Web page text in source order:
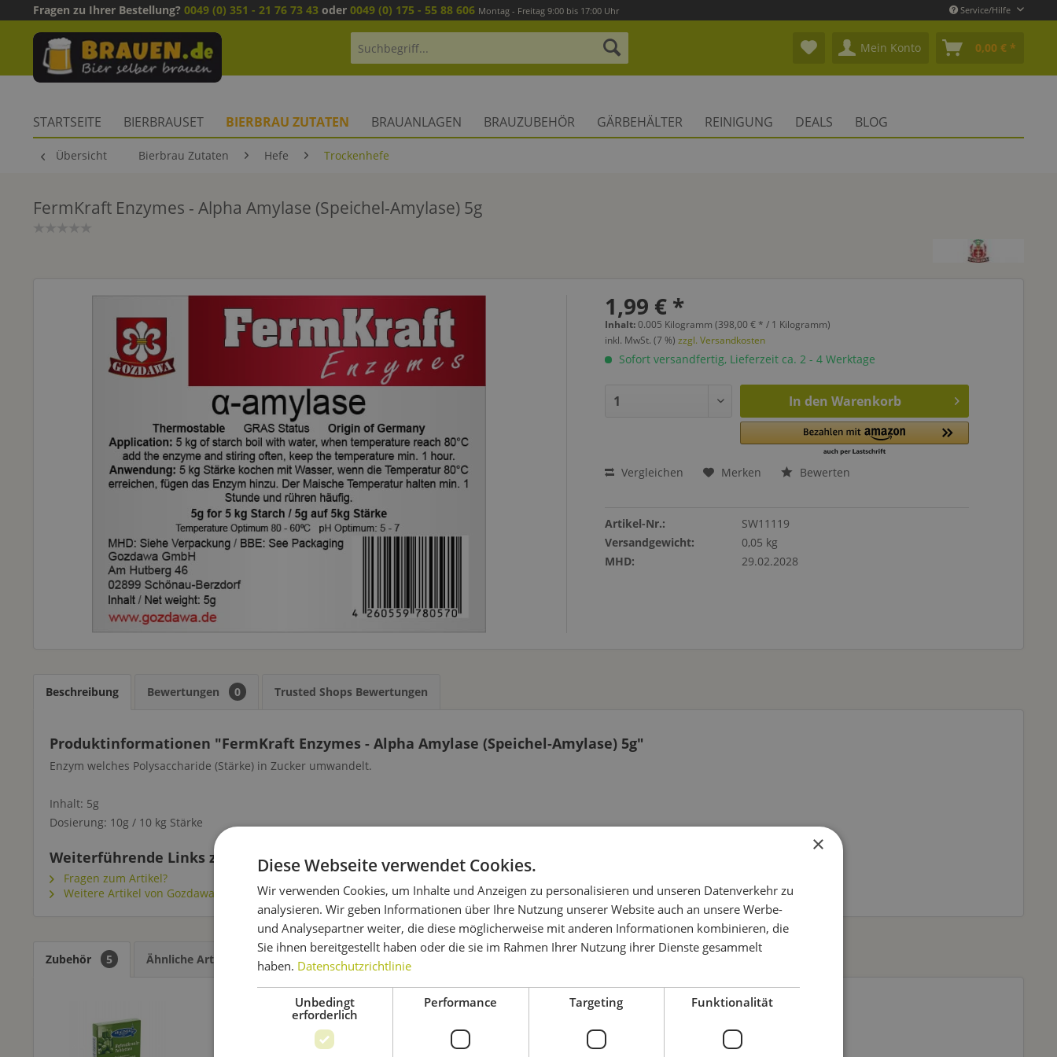
Fragen zu Ihrer Bestellung? 0049 (0) 351 - 21 76 73 43 oder 0049 (0) 175 - 55 88 606 Montag - Freitag 9:00 bis 17:00 Uhr Service/Hilfe
Mein Konto 0,00 € *
STARTSEITE BIERBRAUSET BIERBRAU ZUTATEN BRAUANLAGEN BRAUZUBEHÖR GÄRBEHÄLTER REINIGUNG DEALS BLOG
Übersicht Bierbrau Zutaten Hefe Trockenhefe
FermKraft Enzymes - Alpha Amylase (Speichel-Amylase) 5g
1,99 € *
Inhalt:0.005 Kilogramm (398,00 € * / 1 Kilogramm)
inkl. MwSt. (7 %)zzgl. Versandkosten
Sofort versandfertig, Lieferzeit ca. 2 - 4 Werktage
In den Warenkorb
Vergleichen Merken Bewerten
Artikel-Nr.:
SW11119
Versandgewicht:
0,05 kg
MHD:
29.02.2028
Beschreibung Bewertungen 0 Trusted Shops Bewertungen
Produktinformationen "FermKraft Enzymes - Alpha Amylase (Speichel-Amylase) 5g"
Enzym welches Polysaccharide (Stärke) in Zucker umwandelt.
Inhalt: 5g
Dosierung: 10g / 10 kg Stärke
Weiterführende Links zu "FermKraft Enzymes - Alpha Amylase (Speichel-Amylase) 5g"
Fragen zum Artikel?
Weitere Artikel von Gozdawa
Zubehör 5 Ähnliche Artikel Kunden kauften auch Kunden haben sich ebenfalls angesehen
×
Diese Webseite verwendet Cookies.
Wir verwenden Cookies, um Inhalte und Anzeigen zu personalisieren und unseren Datenverkehr zu
analysieren. Wir geben Informationen über Ihre Nutzung unserer Website auch an unsere Werbe-
und Analysepartner weiter, die diese möglicherweise mit anderen Informationen kombinieren, die
Sie ihnen bereitgestellt haben oder die sie im Rahmen Ihrer Nutzung ihrer Dienste gesammelt
haben. Datenschutzrichtlinie
Unbedingt
erforderlich
Performance Targeting Funktionalität